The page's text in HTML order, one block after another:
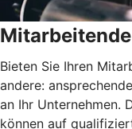
Bieten Sie Ihren
andere:
an Ihr Unternehmen.
können auf